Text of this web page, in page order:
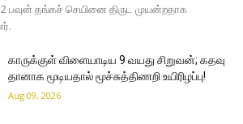
2 பவுன் தங்கச் செயினை திருட முயன்றதாக
காருக்குள் விளையாடிய 9 வயது சிறுவன்; கதவு
தானாக மூடியதால் மூச்சுத்திணறி உயிரிழப்பு!
Aug 09, 2026